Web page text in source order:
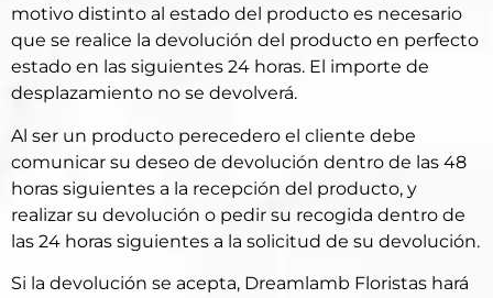
motivo distinto al estado del producto es necesario
que se realice la devolución del producto en perfecto
estado en las siguientes 24 horas. El importe de
desplazamiento no se devolverá.
Al ser un producto perecedero el cliente debe
comunicar su deseo de devolución dentro de las 48
horas siguientes a la recepción del producto, y
realizar su devolución o pedir su recogida dentro de
las 24 horas siguientes a la solicitud de su devolución.
Si la devolución se acepta, Dreamlamb Floristas hará